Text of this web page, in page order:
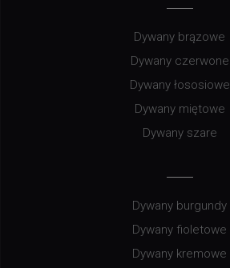
Dywany brązowe
Dywany czerwone
Dywany łososiowe
Dywany miętowe
Dywany szare
Dywany burgundy
Dywany fioletowe
Dywany kremowe